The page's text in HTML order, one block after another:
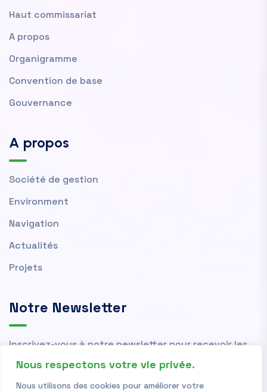
Nous respectons votre vie privée.
Nous utilisons des cookies pour améliorer votre
Haut commissariat
A propos
Organigramme
Convention de base
Gouvernance
A propos
Société de gestion
Environment
Navigation
Actualités
Projets
Notre Newsletter
Inscrivez-vous à notre newsletter pour recevoir les
actualités et nouvelles de l'OMVS.